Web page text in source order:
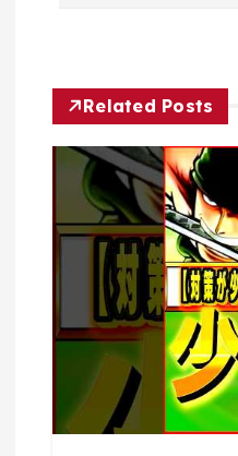
ョ
ンRelated Posts